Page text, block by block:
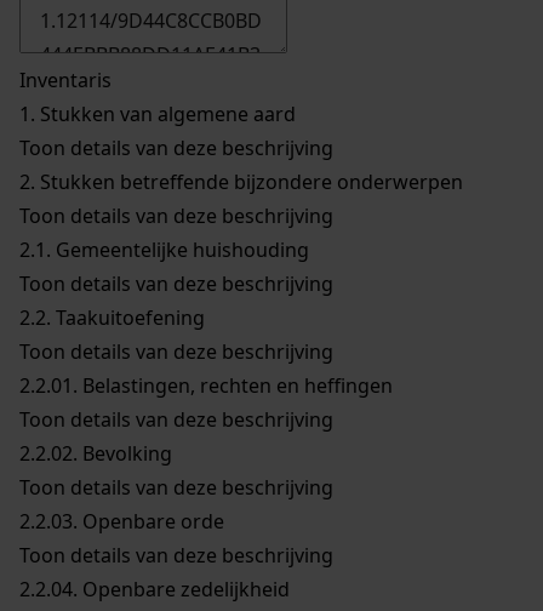
Inventaris
1. Stukken van algemene aard
Toon details van deze beschrijving
2. Stukken betreffende bijzondere onderwerpen
Toon details van deze beschrijving
2.1. Gemeentelijke huishouding
Toon details van deze beschrijving
2.2. Taakuitoefening
Toon details van deze beschrijving
2.2.01. Belastingen, rechten en heffingen
Toon details van deze beschrijving
2.2.02. Bevolking
Toon details van deze beschrijving
2.2.03. Openbare orde
Toon details van deze beschrijving
2.2.04. Openbare zedelijkheid